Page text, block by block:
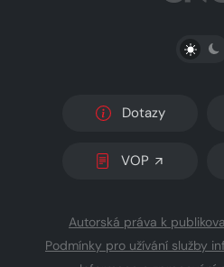
Dotazy
VOP
Autorská práva k
Podmínky pro užívání služby